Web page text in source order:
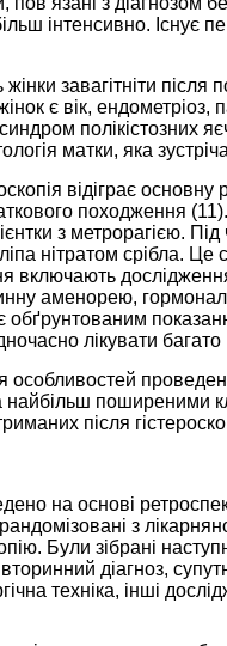
інтенсивно. Існує
завагітніти
є вік, ендометріоз,
полікістозних
матки, яка
відіграє
походження (11
з метрорагією.
нітратом срібла.
включають
аменорею,
обґрунтованим
лікувати багато
поширеними
після
на основі
з
Були зібрані
вторинний діагноз,
техніка, інші